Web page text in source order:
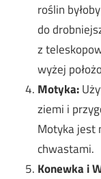
roślin
do
z
wyżej
Motyka:
ziemi i
Motyka jest
chwastami.
Konewka i